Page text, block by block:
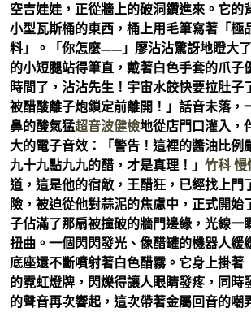
空吉娃娃，正從牆上的破洞鑽進來。它的
小型瓦斯桶的東西，桶上用毛筆寫著「極
料」。「你怎麼——」廖沾沾驚訝地瞪大
的小短腿站得筆直，戴著白色手套的爪子
時間了，沾沾先生！宇宙水餃快要拉肚子
被醋酸離子炮鎖定前離開！」話音未落，
鼻的酸氣猛超音波健檢地從店門口灌入，
大的電子音效：「警告！這裡的醬油比例
九十九點九九的醋，才是真理！」 竹科 慢
道，這是他的宿敵，王醋狂，已經找上門
險，被迫從他對蒜泥的焦慮中，正式開始
子佔滿了那扇被撞破的牆門邊緣，光線一
扭曲。一個閃閃發光、像醋罐的機器人緩
底座還不斷噴射著白色醋霧。它身上掛著
的霓虹燈牌，閃爍得讓人眼睛發疼，同時
的聲音再次響起，這次帶著金屬回音的嘲